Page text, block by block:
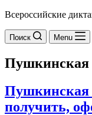
Всероссийские
Поиск Menu
Пушкинская
Пушкинская
получить,